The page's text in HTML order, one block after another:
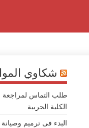
شكاوي
طلب التماس لمراجعة
الكلية الحربية
البدء فى ترميم